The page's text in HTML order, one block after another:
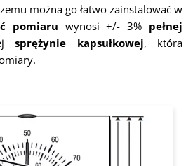
można go łatwo zainstalować w
pomiaru wynosi +/- 3% pełnej
sprężynie kapsułkowej, która